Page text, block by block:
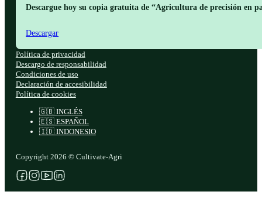
Descargue hoy su copia gratuita de “Agricultura de precisión en
Descargar
Copyright 2026 © Cultivate-Agri
🇬🇧 INGLÉS
🇪🇸 ESPAÑOL
🇮🇩 INDONESIO
Política de privacidad
Descargo de responsabilidad
Condiciones de uso
Declaración de accesibilidad
Política de cookies
Síganos en Facebook
Síganos en Instagram
Síganos en YouTube
Síganos en X